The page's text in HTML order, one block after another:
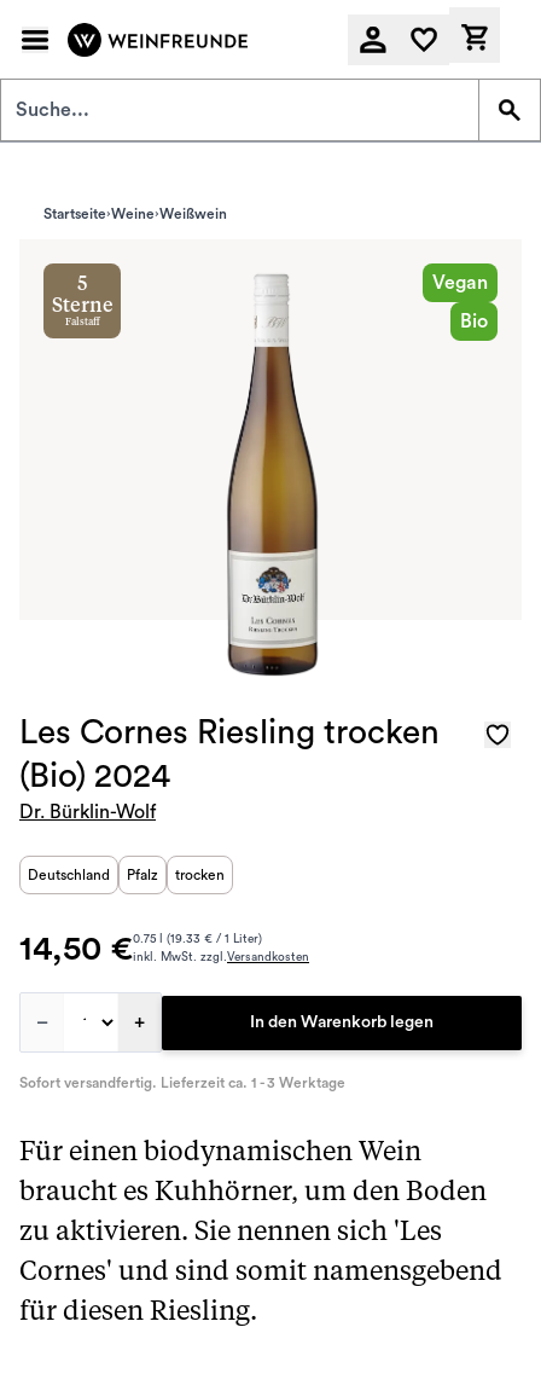
Startseite Weine Weißwein
5
Sterne
Falstaff
Vegan
Bio
Les Cornes Riesling trocken
(Bio) 2024
Dr. Bürklin-Wolf
Deutschland Pfalz trocken
14,50 €0.75 l (19.33 € / 1 Liter)
inkl. MwSt. zzgl.Versandkosten
– + In den Warenkorb legen
Sofort versandfertig. Lieferzeit ca. 1 - 3 Werktage
Für einen biodynamischen Wein
braucht es Kuhhörner, um den Boden
zu aktivieren. Sie nennen sich 'Les
Cornes' und sind somit namensgebend
für diesen Riesling.